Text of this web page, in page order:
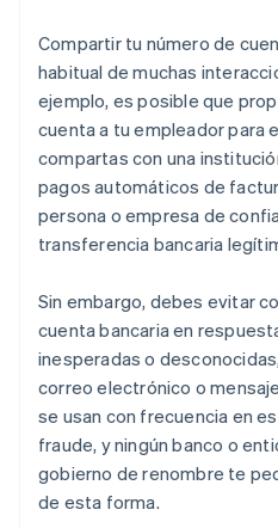
Compartir tu número de
habitual de muchas
ejemplo, es posible que
cuenta a tu empleador para
compartas con una
pagos automáticos de
persona o empresa de
transferencia bancaria
Sin embargo, debes evitar
cuenta bancaria en
inesperadas o
correo electrónico o
se usan con frecuencia en
fraude, y ningún banco o
gobierno de renombre te
de esta forma.